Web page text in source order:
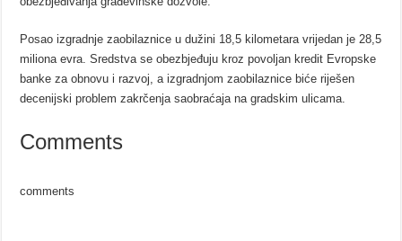
Posao izgradnje zaobilaznice u dužini 18,5 kilometara vrijedan je 28,5
miliona evra. Sredstva se obezbjeđuju kroz povoljan kredit Evropske
banke za obnovu i razvoj, a izgradnjom zaobilaznice biće riješen
decenijski problem zakrčenja saobraćaja na gradskim ulicama.
Comments
comments